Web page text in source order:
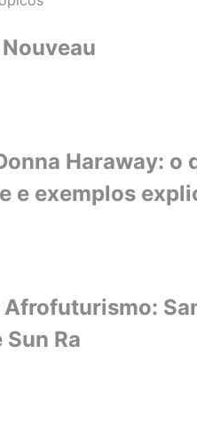
Haraway: o
e exemplos
Ra